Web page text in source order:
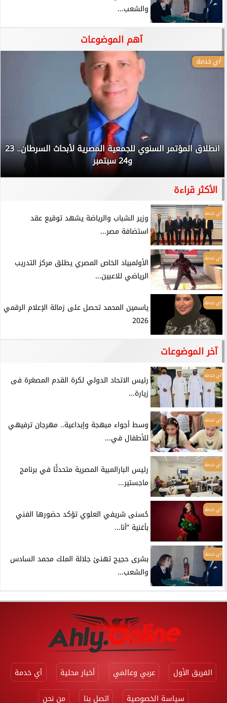
والشعب...
آهم الموضوعات
أي خدمة
انطلاق المؤتمر السنوي للجمعية المصرية لأبحاث السرطان.. 23
و24 سبتمبر
الأكثر قراءة
أي خدمة
وزير الشباب والرياضة يشهد توقيع عقد
استضافة مصر...
أي خدمة
الأولمبياد الخاص المصري يطلق مركز التدريب
الرياضي للاعبين...
أي خدمة
ياسمين المحمد تحصل على زمالة الإعلام الرقمي
2026
آخر الموضوعات
أي خدمة
رئيس الاتحاد الدولي لكرة القدم المصغرة فى
زيارة...
أي خدمة
وسط أجواء مبهجة وإبداعية.. مهرجان ترفيهي
للأطفال في...
أي خدمة
رئيس البارالمبية المصرية متحدثًا في برنامج
ماجستير...
أي خدمة
حُسنى شريفي العلوي تؤكد حضورها الفني
بأغنية ”أنا...
أي خدمة
بشرى حجيج تهنئ جلالة الملك محمد السادس
والشعب...
الفريق الأول عربي وعالمي أخبار محلية
أي خدمة
سياسة الخصوصية
اتصل بنا من نحن